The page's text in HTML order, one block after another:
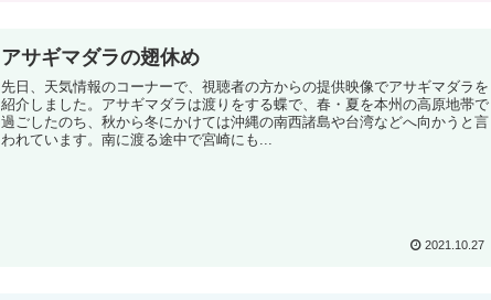
アサギマダラの翅休め
先日、天気情報のコーナーで、視聴者の方からの提供映像でアサギマダラを
紹介しました。アサギマダラは渡りをする蝶で、春・夏を本州の高原地帯で
過ごしたのち、秋から冬にかけては沖縄の南西諸島や台湾などへ向かうと言
われています。南に渡る途中で宮崎にも...
2021.10.27